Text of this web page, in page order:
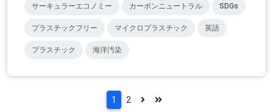
サーキュラーエコノミー カーボンニュートラル SDGs
プラスチックフリー マイクロプラスチック 英語
プラスチック 海洋汚染
1 2